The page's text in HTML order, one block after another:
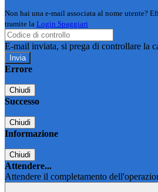
Non hai una e-mail associata al nome utente?
tramite la Login Spaggiari
E-mail inviata, si prega di controllare la
Errore
Chiudi
Successo
Chiudi
Informazione
Chiudi
Attendere...
Attendere il completamento